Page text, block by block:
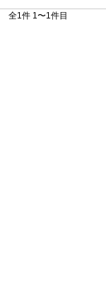
全1件 1〜1件目